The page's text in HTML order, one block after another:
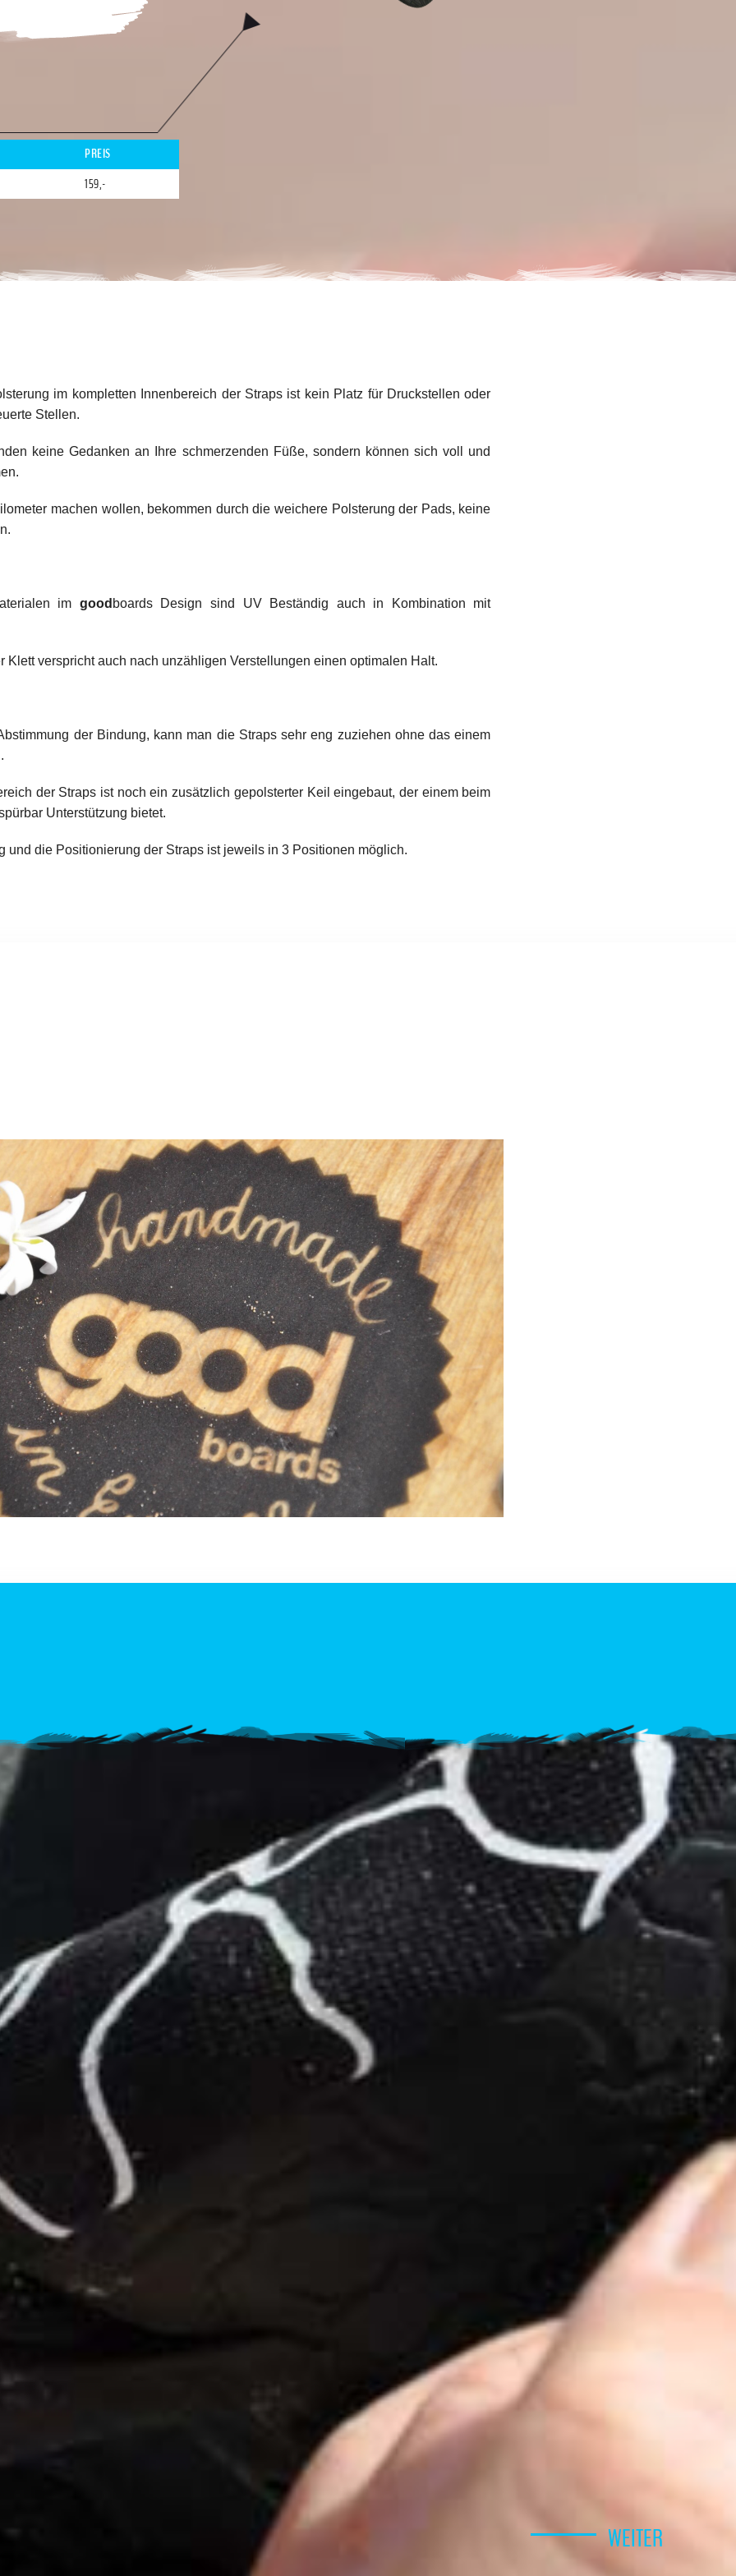
PREIS
159,-
im kompletten Innenbereich der Straps ist kein Platz für Druckstellen oder
Stellen.
keine Gedanken an Ihre schmerzenden Füße, sondern können sich voll und
machen wollen, bekommen durch die weichere Polsterung der Pads, keine
im good boards Design sind UV Beständig auch in Kombination mit
Klett verspricht auch nach unzähligen Verstellungen einen optimalen Halt.
der Bindung, kann man die Straps sehr eng zuziehen ohne das einem
der Straps ist noch ein zusätzlich gepolsterter Keil eingebaut, der einem beim
Unterstützung bietet.
und die Positionierung der Straps ist jeweils in 3 Positionen möglich.
WEITER